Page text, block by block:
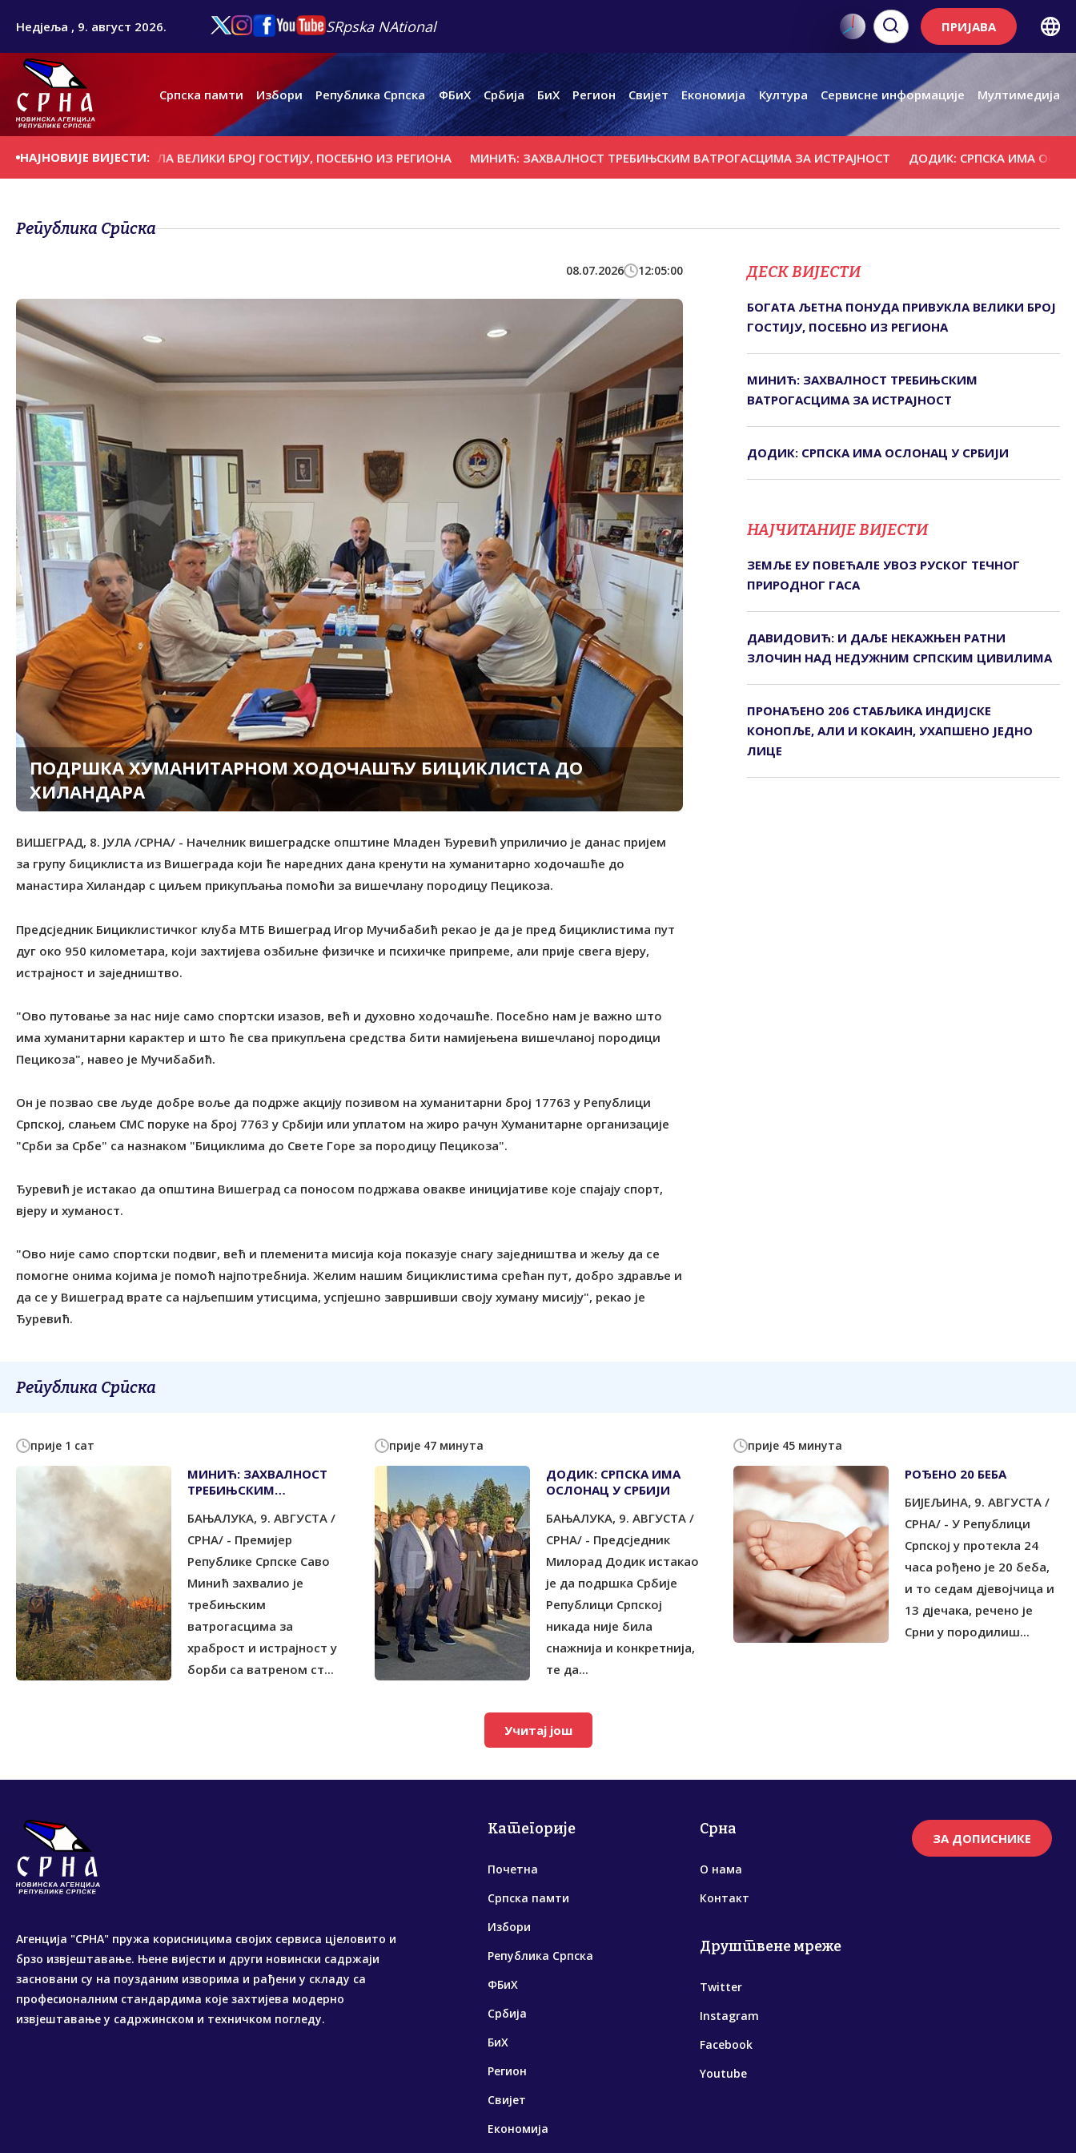
Недјеља , 9. август 2026. SRpska NAtional ПРИЈАВА
Српска памти Избори Република Српска ФБиХ Србија БиХ Регион Свијет Економија Култура Сервисне информације Мултимедија
НАЈНОВИЈЕ ВИЈЕСТИ:
ПОНУДА ПРИВУКЛА ВЕЛИКИ БРОЈ ГОСТИЈУ, ПОСЕБНО ИЗ РЕГИОНА МИНИЋ: ЗАХВАЛНОСТ ТРЕБИЊСКИМ ВАТРОГАСЦИМА ЗА ИСТРАЈНОСТ ДОДИК: СРПСКА ИМА ОСЛОНАЦ У
Република Српска
08.07.2026 12:05:00
ПОДРШКА ХУМАНИТАРНОМ ХОДОЧАШЋУ БИЦИКЛИСТА ДО
ХИЛАНДАРА
ВИШЕГРАД, 8. ЈУЛА /СРНА/ - Начелник вишеградске општине Младен Ђуревић уприличио је данас пријем
за групу бициклиста из Вишеграда који ће наредних дана кренути на хуманитарно ходочашће до
манастира Хиландар с циљем прикупљања помоћи за вишечлану породицу Пецикоза.
Предсједник Бициклистичког клуба МТБ Вишеград Игор Мучибабић рекао је да је пред бициклистима пут
дуг око 950 километара, који захтијева озбиљне физичке и психичке припреме, али прије свега вјеру,
истрајност и заједништво.
"Ово путовање за нас није само спортски изазов, већ и духовно ходочашће. Посебно нам је важно што
има хуманитарни карактер и што ће сва прикупљена средства бити намијењена вишечланој породици
Пецикоза", навео је Мучибабић.
Он је позвао све људе добре воље да подрже акцију позивом на хуманитарни број 17763 у Републици
Српској, слањем СМС поруке на број 7763 у Србији или уплатом на жиро рачун Хуманитарне организације
"Срби за Србе" са назнаком "Бициклима до Свете Горе за породицу Пецикоза".
Ђуревић је истакао да општина Вишеград са поносом подржава овакве иницијативе које спајају спорт,
вјеру и хуманост.
"Ово није само спортски подвиг, већ и племенита мисија која показује снагу заједништва и жељу да се
помогне онима којима је помоћ најпотребнија. Желим нашим бициклистима срећан пут, добро здравље и
да се у Вишеград врате са најљепшим утисцима, успјешно завршивши своју хуману мисију", рекао је
Ђуревић.
ДЕСК ВИЈЕСТИ
БОГАТА ЉЕТНА ПОНУДА ПРИВУКЛА ВЕЛИКИ БРОЈ
ГОСТИЈУ, ПОСЕБНО ИЗ РЕГИОНА
МИНИЋ: ЗАХВАЛНОСТ ТРЕБИЊСКИМ
ВАТРОГАСЦИМА ЗА ИСТРАЈНОСТ
ДОДИК: СРПСКА ИМА ОСЛОНАЦ У СРБИЈИ
НАЈЧИТАНИЈЕ ВИЈЕСТИ
ЗЕМЉЕ ЕУ ПОВЕЋАЛЕ УВОЗ РУСКОГ ТЕЧНОГ
ПРИРОДНОГ ГАСА
ДАВИДОВИЋ: И ДАЉЕ НЕКАЖЊЕН РАТНИ
ЗЛОЧИН НАД НЕДУЖНИМ СРПСКИМ ЦИВИЛИМА
ПРОНАЂЕНО 206 СТАБЉИКА ИНДИЈСКЕ
КОНОПЉЕ, АЛИ И КОКАИН, УХАПШЕНО ЈЕДНО
ЛИЦЕ
Република Српска
прије 1 сат
МИНИЋ: ЗАХВАЛНОСТ
ТРЕБИЊСКИМ
ИСТРАЈНОСТ
БАЊАЛУКА, 9. АВГУСТА /
СРНА/ - Премијер
Републике Српске Саво
Минић захвалио је
требињским
ватрогасцима за
храброст и истрајност у
борби са ватреном ст...
прије 47 минута
ДОДИК: СРПСКА ИМА
ОСЛОНАЦ У СРБИЈИ
БАЊАЛУКА, 9. АВГУСТА /
СРНА/ - Предсједник
Милорад Додик истакао
је да подршка Србије
Републици Српској
никада није била
снажнија и конкретнија,
те да...
прије 45 минута
РОЂЕНО 20 БЕБА
БИЈЕЉИНА, 9. АВГУСТА /
СРНА/ - У Републици
Српској у протекла 24
часа рођено је 20 беба,
и то седам дјевојчица и
13 дјечака, речено је
Срни у породилиш...
Учитај још
Агенција "СРНА" пружа корисницима својих сервиса цјеловито и
брзо извјештавање. Њене вијести и други новински садржаји
засновани су на поузданим изворима и рађени у складу са
професионалним стандардима које захтијева модерно
извјештавање у садржинском и техничком погледу.
Категорије
Почетна
Српска памти
Избори
Република Српска
ФБиХ
Србија
БиХ
Регион
Свијет
Економија
Срна
О нама
Контакт
Друштвене мреже
Twitter
Instagram
Facebook
Youtube
ЗА ДОПИСНИКЕ